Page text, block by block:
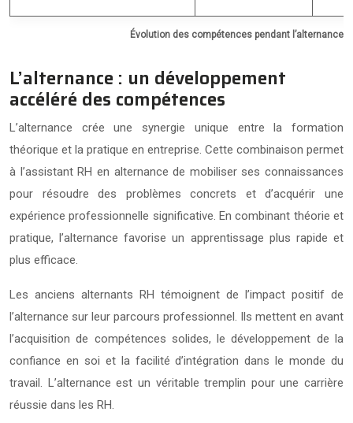
Évolution des compétences pendant l’alternance
L’alternance : un développement
accéléré des compétences
L’alternance crée une synergie unique entre la formation
théorique et la pratique en entreprise. Cette combinaison permet
à l’assistant RH en alternance de mobiliser ses connaissances
pour résoudre des problèmes concrets et d’acquérir une
expérience professionnelle significative. En combinant théorie et
pratique, l’alternance favorise un apprentissage plus rapide et
plus efficace.
Les anciens alternants RH témoignent de l’impact positif de
l’alternance sur leur parcours professionnel. Ils mettent en avant
l’acquisition de compétences solides, le développement de la
confiance en soi et la facilité d’intégration dans le monde du
travail. L’alternance est un véritable tremplin pour une carrière
réussie dans les RH.